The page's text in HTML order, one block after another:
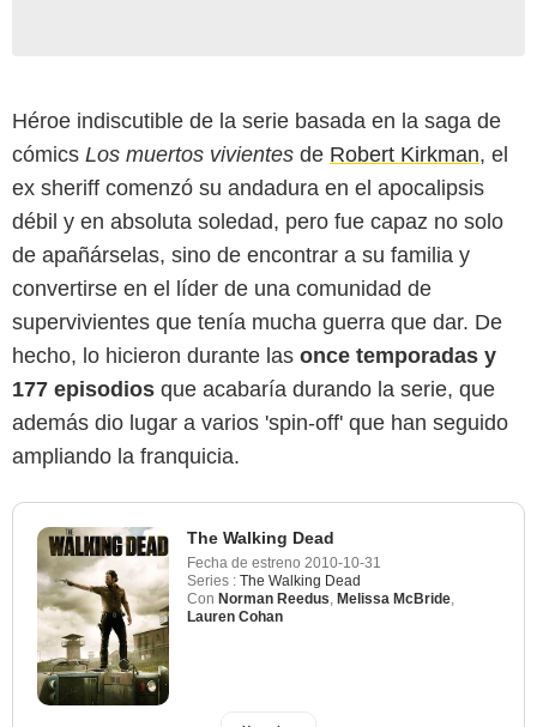
Héroe indiscutible de la serie basada en la saga de
cómics Los muertos vivientes de Robert Kirkman, el
ex sheriff comenzó su andadura en el apocalipsis
débil y en absoluta soledad, pero fue capaz no solo
de apañárselas, sino de encontrar a su familia y
convertirse en el líder de una comunidad de
supervivientes que tenía mucha guerra que dar. De
hecho, lo hicieron durante las once temporadas y
177 episodios que acabaría durando la serie, que
además dio lugar a varios 'spin-off' que han seguido
ampliando la franquicia.
The Walking Dead
Fecha de estreno 2010-10-31
Series : The Walking Dead
Con Norman Reedus Melissa McBride
Lauren Cohan